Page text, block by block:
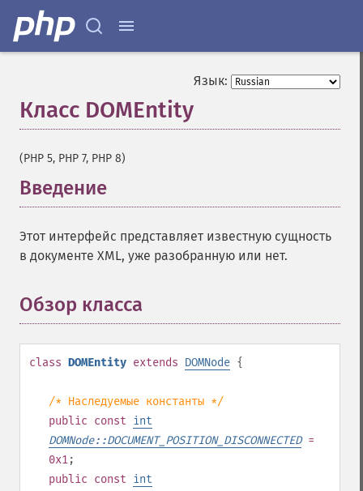
Язык:
Класс DOMEntity
(PHP 5, PHP 7, PHP 8)
Введение
Этот интерфейс представляет известную сущность
в документе XML, уже разобранную или нет.
Обзор класса
class DOMEntity extends DOMNode {
/* Наследуемые константы */
public const int
DOMNode::DOCUMENT_POSITION_DISCONNECTED=
0x1;
public const int